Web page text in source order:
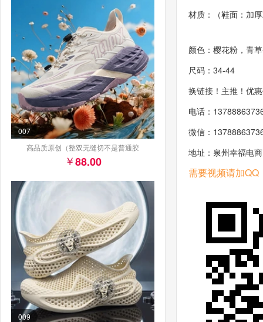
007
高品质原创（整双无缝切不是普通胶
88.00
009
材质：（鞋面：加
颜色：樱花粉，青
尺码：34-44
换链接！主推！优
电话：
微信：
地址：泉州幸福电
需要视频请加QQ